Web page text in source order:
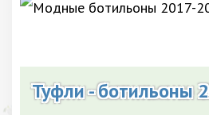
Туфли - ботильоны